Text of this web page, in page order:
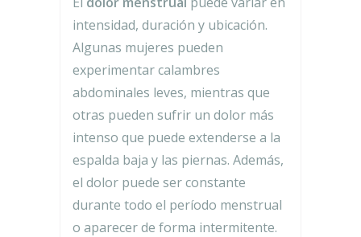
intensidad, duración y ubicación.
Algunas mujeres pueden
experimentar calambres
abdominales leves, mientras que
otras pueden sufrir un dolor más
intenso que puede extenderse a la
espalda baja y las piernas. Además,
el dolor puede ser constante
durante todo el período menstrual
o aparecer de forma intermitente.